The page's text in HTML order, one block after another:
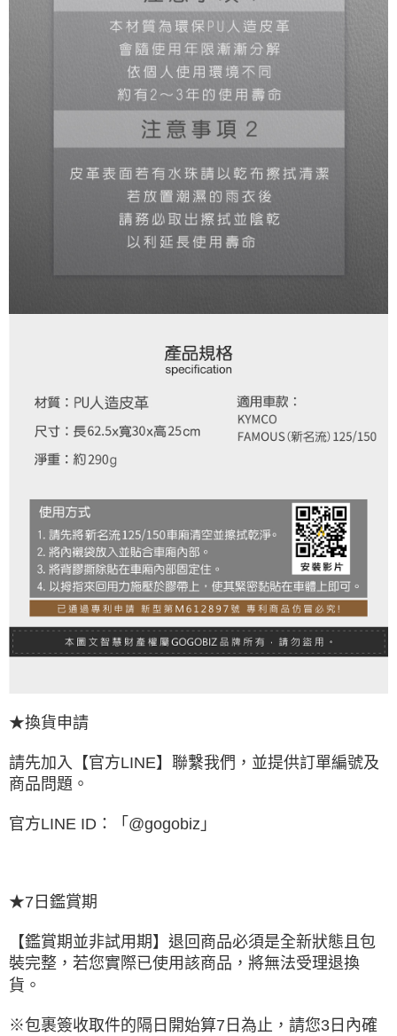
★換貨申請
請先加入【官方LINE】聯繫我們，並提供訂單編號及
商品問題。
官方LINE ID： 「@gogobiz」
★7日鑑賞期
【鑑賞期並非試用期】退回商品必須是全新狀態且包
裝完整，若您實際已使用該商品，將無法受理退換
貨。
※包裹簽收取件的隔日開始算7日為止，請您3日內確